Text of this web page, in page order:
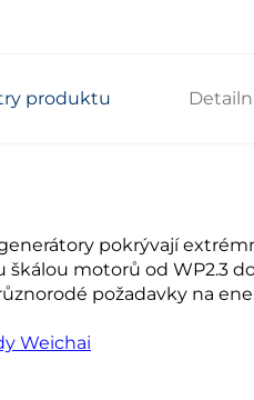
produktu
pokrývají
škálou motorů od WP2.3
různorodé požadavky na
Weichai